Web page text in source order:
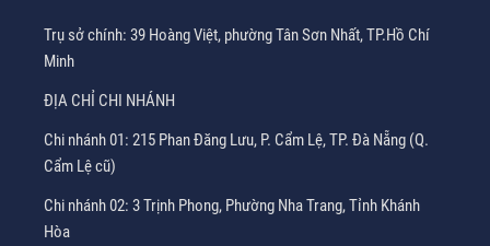
Trụ sở chính: 39 Hoàng Việt, phường Tân Sơn Nhất, TP.Hồ Chí
Minh
ĐỊA CHỈ CHI NHÁNH
Chi nhánh 01: 215 Phan Đăng Lưu, P. Cẩm Lệ, TP. Đà Nẵng (Q.
Cẩm Lệ cũ)
Chi nhánh 02: 3 Trịnh Phong, Phường Nha Trang, Tỉnh Khánh
Hòa